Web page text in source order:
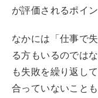
が評価されるポイン
なかには「仕事で
る方もいるのでは
も失敗を繰り返し
合っていないこと